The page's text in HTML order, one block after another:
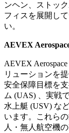
ンヘン、ストッ
フィスを展開し
い。
AEVEX
AEVEX
リューションを
安全保障目標を
ム (UAS) 、実戦
水上艇 (USV) な
います。これら
人・無人航空機